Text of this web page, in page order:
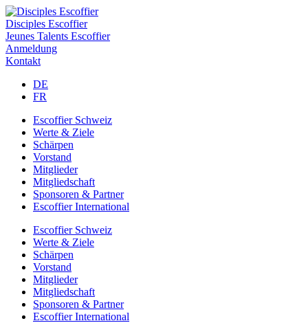
Disciples Escoffier
Jeunes Talents Escoffier
Anmeldung
Kontakt
DE
FR
Escoffier Schweiz
Werte & Ziele
Schärpen
Vorstand
Mitglieder
Mitgliedschaft
Sponsoren & Partner
Escoffier International
Escoffier Schweiz
Werte & Ziele
Schärpen
Vorstand
Mitglieder
Mitgliedschaft
Sponsoren & Partner
Escoffier International